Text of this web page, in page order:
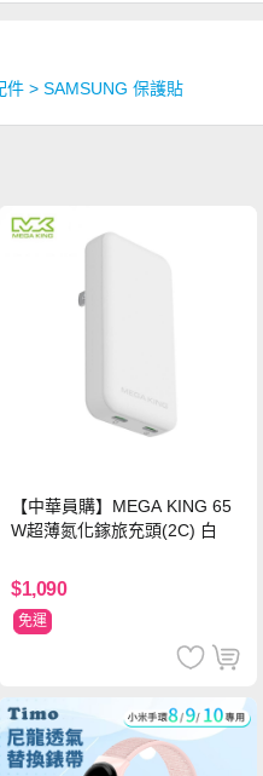
件 > SAMSUNG 保護貼
【中華員購】MEGA KING 65
W超薄氮化鎵旅充頭(2C) 白
$1,090
免運